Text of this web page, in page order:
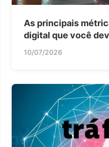
As principais
digital que você
10/07/2026